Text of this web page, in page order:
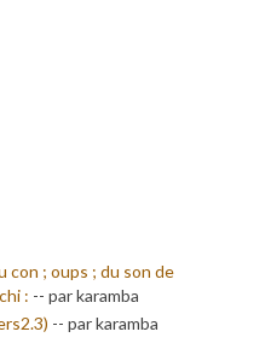
con ; oups ; du son de
: -- par karamba
-- par karamba